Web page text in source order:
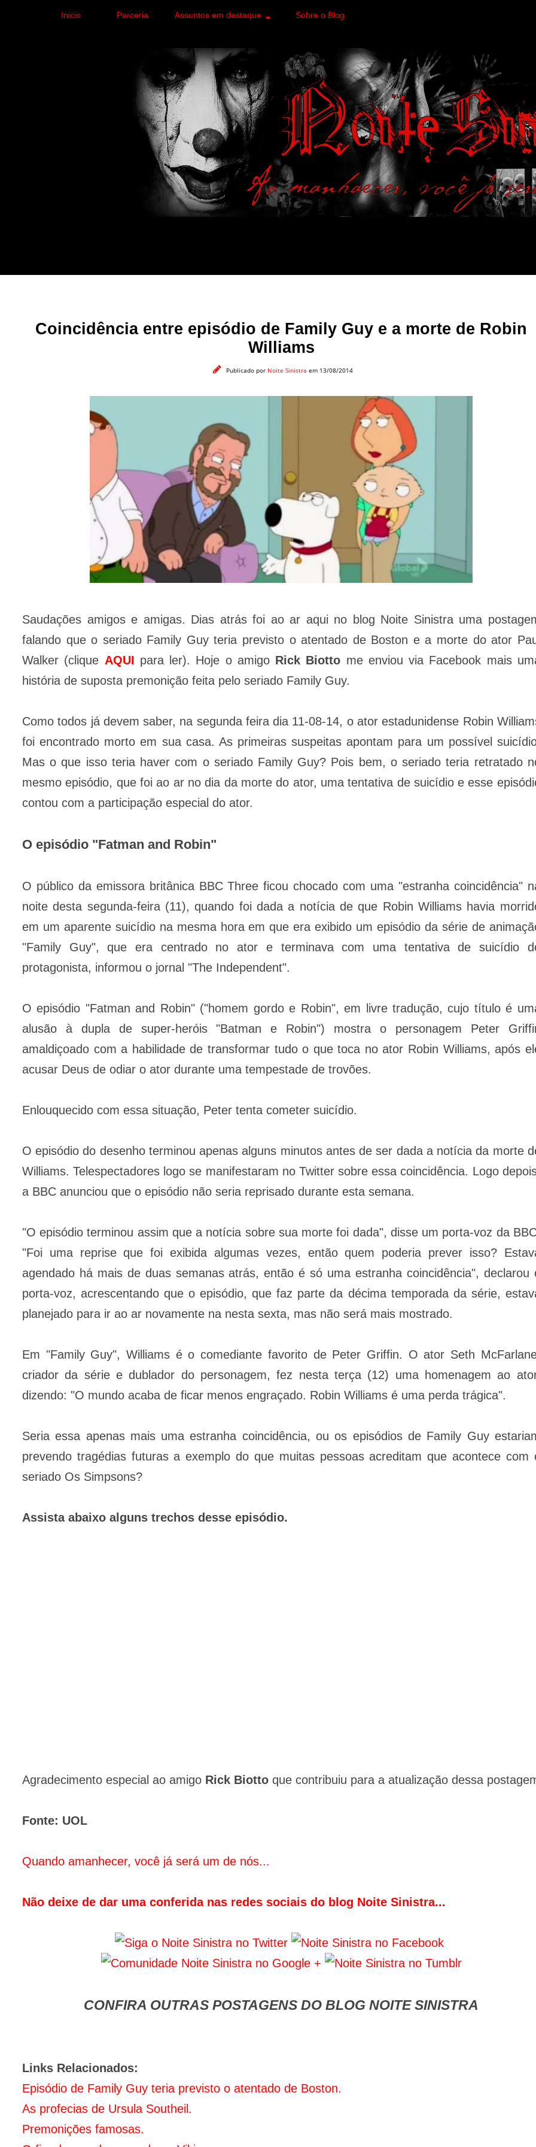
Inicio Parceria Assuntos em destaque Sobre o Blog
Coincidência entre episódio de Family Guy e a morte de Robin
Williams
Publicado por Noite Sinistra em 13/08/2014
Saudações amigos e amigas. Dias atrás foi ao ar aqui no blog Noite Sinistra uma
falando que o seriado Family Guy teria previsto o atentado de Boston e a morte do ator
Walker (clique AQUI para ler). Hoje o amigo Rick Biotto me enviou via Facebook mais
história de suposta premonição feita pelo seriado Family Guy.
Como todos já devem saber, na segunda feira dia 11-08-14, o ator estadunidense Robin
foi encontrado morto em sua casa. As primeiras suspeitas apontam para um possível
Mas o que isso teria haver com o seriado Family Guy? Pois bem, o seriado teria retratado
mesmo episódio, que foi ao ar no dia da morte do ator, uma tentativa de suicídio e esse
contou com a participação especial do ator.
O episódio "Fatman and Robin"
O público da emissora britânica BBC Three ficou chocado com uma "estranha coincidência"
noite desta segunda-feira (11), quando foi dada a notícia de que Robin Williams havia
em um aparente suicídio na mesma hora em que era exibido um episódio da série de
"Family Guy", que era centrado no ator e terminava com uma tentativa de suicídio
protagonista, informou o jornal "The Independent".
O episódio "Fatman and Robin" ("homem gordo e Robin", em livre tradução, cujo título é
alusão à dupla de super-heróis "Batman e Robin") mostra o personagem Peter
amaldiçoado com a habilidade de transformar tudo o que toca no ator Robin Williams, após
acusar Deus de odiar o ator durante uma tempestade de trovões.
Enlouquecido com essa situação, Peter tenta cometer suicídio.
O episódio do desenho terminou apenas alguns minutos antes de ser dada a notícia da morte
Williams. Telespectadores logo se manifestaram no Twitter sobre essa coincidência. Logo
a BBC anunciou que o episódio não seria reprisado durante esta semana.
"O episódio terminou assim que a notícia sobre sua morte foi dada", disse um porta-voz da
"Foi uma reprise que foi exibida algumas vezes, então quem poderia prever isso?
agendado há mais de duas semanas atrás, então é só uma estranha coincidência", declarou
porta-voz, acrescentando que o episódio, que faz parte da décima temporada da série,
planejado para ir ao ar novamente na nesta sexta, mas não será mais mostrado.
Em "Family Guy", Williams é o comediante favorito de Peter Griffin. O ator Seth
criador da série e dublador do personagem, fez nesta terça (12) uma homenagem ao
dizendo: "O mundo acaba de ficar menos engraçado. Robin Williams é uma perda trágica".
Seria essa apenas mais uma estranha coincidência, ou os episódios de Family Guy
prevendo tragédias futuras a exemplo do que muitas pessoas acreditam que acontece com
seriado Os Simpsons?
Assista abaixo alguns trechos desse episódio.
Agradecimento especial ao amigo Rick Biotto que contribuiu para a atualização dessa
Fonte: UOL
Quando amanhecer, você já será um de nós...
Não deixe de dar uma conferida nas redes sociais do blog Noite Sinistra...
CONFIRA OUTRAS POSTAGENS DO BLOG NOITE SINISTRA
Links Relacionados:
Episódio de Family Guy teria previsto o atentado de Boston.
As profecias de Ursula Southeil.
Premonições famosas.